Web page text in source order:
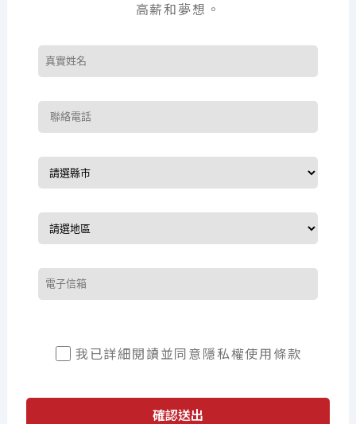
高薪和夢想。
我已詳細閱讀並同意 隱私權使用條款
確認送出